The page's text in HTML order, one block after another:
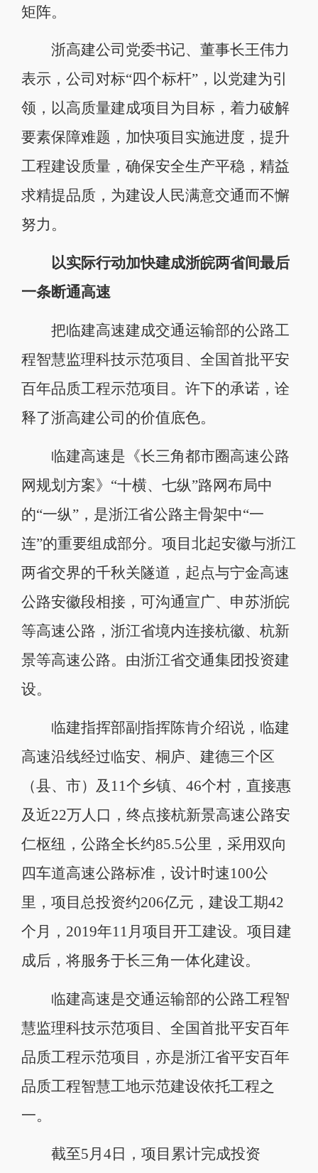
矩阵。
浙高建公司党委书记、董事长王伟力
表示，公司对标“四个标杆”，以党建为引
领，以高质量建成项目为目标，着力破解
要素保障难题，加快项目实施进度，提升
工程建设质量，确保安全生产平稳，精益
求精提品质，为建设人民满意交通而不懈
努力。
以实际行动加快建成浙皖两省间最后
一条断通高速
把临建高速建成交通运输部的公路工
程智慧监理科技示范项目、全国首批平安
百年品质工程示范项目。许下的承诺，诠
释了浙高建公司的价值底色。
临建高速是《长三角都市圈高速公路
网规划方案》“十横、七纵”路网布局中
的“一纵”，是浙江省公路主骨架中“一
连”的重要组成部分。项目北起安徽与浙江
两省交界的千秋关隧道，起点与宁金高速
公路安徽段相接，可沟通宣广、申苏浙皖
等高速公路，浙江省境内连接杭徽、杭新
景等高速公路。由浙江省交通集团投资建
设。
临建指挥部副指挥陈肯介绍说，临建
高速沿线经过临安、桐庐、建德三个区
（县、市）及11个乡镇、46个村，直接惠
及近22万人口，终点接杭新景高速公路安
仁枢纽，公路全长约85.5公里，采用双向
四车道高速公路标准，设计时速100公
里，项目总投资约206亿元，建设工期42
个月，2019年11月项目开工建设。项目建
成后，将服务于长三角一体化建设。
临建高速是交通运输部的公路工程智
慧监理科技示范项目、全国首批平安百年
品质工程示范项目，亦是浙江省平安百年
品质工程智慧工地示范建设依托工程之
一。
截至5月4日，项目累计完成投资